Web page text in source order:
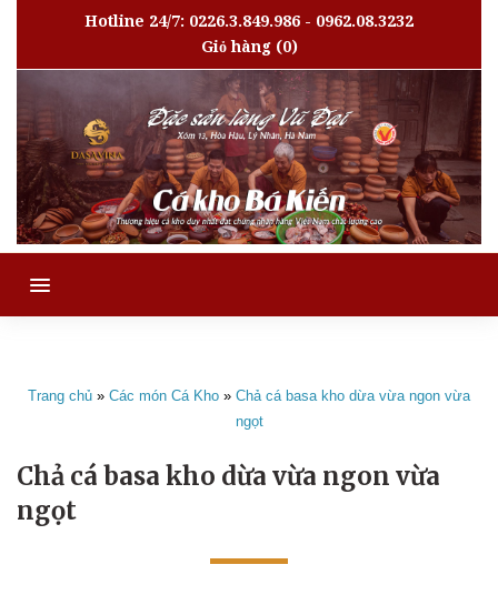
Hotline 24/7: 0226.3.849.986 - 0962.08.3232
Giỏ hàng(0)
MENU
Trang chủ » Các món Cá Kho » Chả cá basa kho dừa vừa ngon vừa
ngọt
Chả cá basa kho dừa vừa ngon vừa
ngọt